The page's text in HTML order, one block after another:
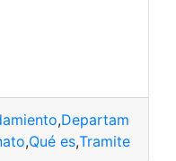
,Departamento
,Qué es,Tramite